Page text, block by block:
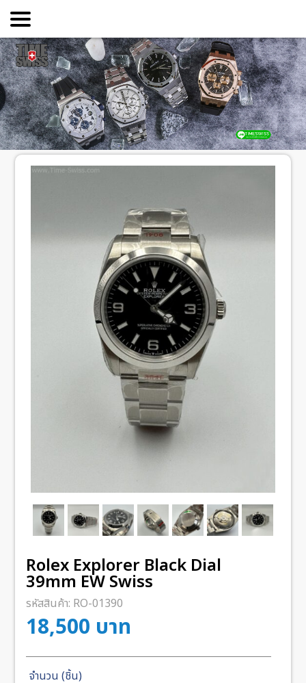
Rolex Explorer Black Dial
39mm EW Swiss
รหัสสินค้า: RO-01390
18,500 บาท